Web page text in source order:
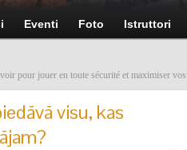
Eventi Foto Istruttori
pour jouer en toute sécurité et maximiser
visu, kas